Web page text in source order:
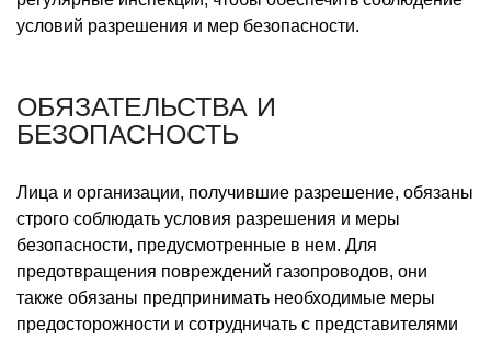
условий разрешения и мер безопасности.
ОБЯЗАТЕЛЬСТВА И
БЕЗОПАСНОСТЬ
Лица и организации, получившие разрешение, обязаны
строго соблюдать условия разрешения и меры
безопасности, предусмотренные в нем. Для
предотвращения повреждений газопроводов, они
также обязаны предпринимать необходимые меры
предосторожности и сотрудничать с представителями